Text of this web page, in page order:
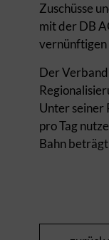
Zuschüsse
mit der DB
vernünftigen
Der
Unter seiner
pro Tag
Bahn